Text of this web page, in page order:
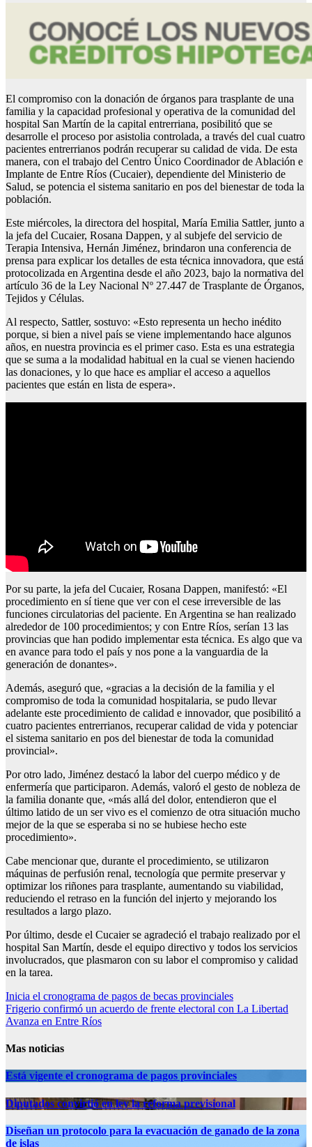
El compromiso con la donación de órganos para trasplante de una
familia y la capacidad profesional y operativa de la comunidad del
hospital San Martín de la capital entrerriana, posibilitó que se
desarrolle el proceso por asistolia controlada, a través del cual cuatro
pacientes entrerrianos podrán recuperar su calidad de vida. De esta
manera, con el trabajo del Centro Único Coordinador de Ablación e
Implante de Entre Ríos (Cucaier), dependiente del Ministerio de
Salud, se potencia el sistema sanitario en pos del bienestar de toda la
población.
Este miércoles, la directora del hospital, María Emilia Sattler, junto a
la jefa del Cucaier, Rosana Dappen, y al subjefe del servicio de
Terapia Intensiva, Hernán Jiménez, brindaron una conferencia de
prensa para explicar los detalles de esta técnica innovadora, que está
protocolizada en Argentina desde el año 2023, bajo la normativa del
artículo 36 de la Ley Nacional Nº 27.447 de Trasplante de Órganos,
Tejidos y Células.
Al respecto, Sattler, sostuvo: «Esto representa un hecho inédito
porque, si bien a nivel país se viene implementando hace algunos
años, en nuestra provincia es el primer caso. Esta es una estrategia
que se suma a la modalidad habitual en la cual se vienen haciendo
las donaciones, y lo que hace es ampliar el acceso a aquellos
pacientes que están en lista de espera».
Por su parte, la jefa del Cucaier, Rosana Dappen, manifestó: «El
procedimiento en sí tiene que ver con el cese irreversible de las
funciones circulatorias del paciente. En Argentina se han realizado
alrededor de 100 procedimientos; y con Entre Ríos, serían 13 las
provincias que han podido implementar esta técnica. Es algo que va
en avance para todo el país y nos pone a la vanguardia de la
generación de donantes».
Además, aseguró que, «gracias a la decisión de la familia y el
compromiso de toda la comunidad hospitalaria, se pudo llevar
adelante este procedimiento de calidad e innovador, que posibilitó a
cuatro pacientes entrerrianos, recuperar calidad de vida y potenciar
el sistema sanitario en pos del bienestar de toda la comunidad
provincial».
Por otro lado, Jiménez destacó la labor del cuerpo médico y de
enfermería que participaron. Además, valoró el gesto de nobleza de
la familia donante que, «más allá del dolor, entendieron que el
último latido de un ser vivo es el comienzo de otra situación mucho
mejor de la que se esperaba si no se hubiese hecho este
procedimiento».
Cabe mencionar que, durante el procedimiento, se utilizaron
máquinas de perfusión renal, tecnología que permite preservar y
optimizar los riñones para trasplante, aumentando su viabilidad,
reduciendo el retraso en la función del injerto y mejorando los
resultados a largo plazo.
Por último, desde el Cucaier se agradeció el trabajo realizado por el
hospital San Martín, desde el equipo directivo y todos los servicios
involucrados, que plasmaron con su labor el compromiso y calidad
en la tarea.
Navegación
de
Inicia el cronograma de pagos de becas provinciales
Frigerio confirmó un acuerdo de frente electoral con La Libertad
Avanza en Entre Ríos
Mas noticias
Está vigente el cronograma de pagos provinciales
Diputados convirtió en ley la reforma previsional
Diseñan un protocolo para la evacuación de ganado de la zona
de islas